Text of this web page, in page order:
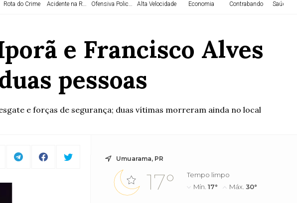
Rota do Crime Acidente na RodoviaOfensiva Policial Alta Velocidade Economia Contrabando Saúde
e Francisco Alves
pessoas
e forças de segurança; duas vítimas morreram ainda no local
Umuarama, PR
17°
Tempo limpo
Mín.17° Máx.30°